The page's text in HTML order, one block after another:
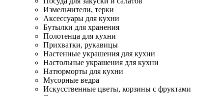
Измельчители, терки
Аксессуары для кухни
Бутылки для хранения
Полотенца для кухни
Прихватки, рукавицы
Настенные украшения для кухни
Настольные украшения для кухни
Натюрморты для кухни
Мусорные ведра
Искусственные цветы, корзины с фруктами